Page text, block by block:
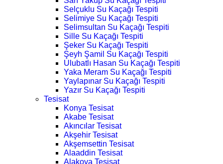
Selçuklu Su Kaçağı Tespiti
Selimiye Su Kaçağı Tespiti
Selimsultan Su Kaçağı Tespiti
Sille Su Kaçağı Tespiti
Şeker Su Kaçağı Tespiti
Şeyh Şamil Su Kaçağı Tespiti
Ulubatlı Hasan Su Kaçağı Tespiti
Yaka Meram Su Kaçağı Tespiti
Yaylapınar Su Kaçağı Tespiti
Yazır Su Kaçağı Tespiti
Tesisat
Konya Tesisat
Akabe Tesisat
Akıncılar Tesisat
Akşehir Tesisat
Akşemsettin Tesisat
Alaaddin Tesisat
Alakova Tesisat